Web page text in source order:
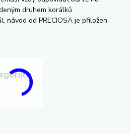
druhem korálků.
návod od PRECIOSA je přiložen